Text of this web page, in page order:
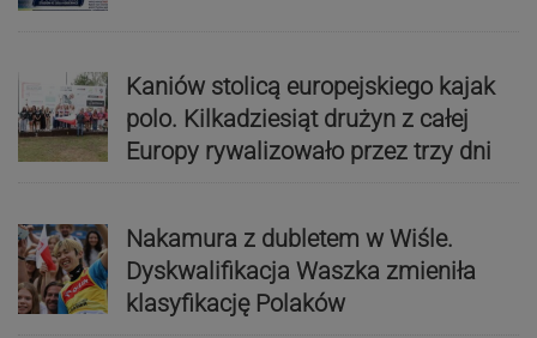
Kaniów stolicą europejskiego kajak
polo. Kilkadziesiąt drużyn z całej
Europy rywalizowało przez trzy dni
Nakamura z dubletem w Wiśle.
Dyskwalifikacja Waszka zmieniła
klasyfikację Polaków